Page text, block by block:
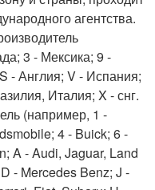
агентства.
3 - Мексика; 9 -
- Англия; V - Испания;
Италия; X - снг.
(например, 1 -
4 - Buick; 6 -
A - Audi, Jaguar, Land
- Mercedes Benz; J -